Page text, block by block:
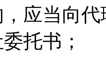
应当向
托书；